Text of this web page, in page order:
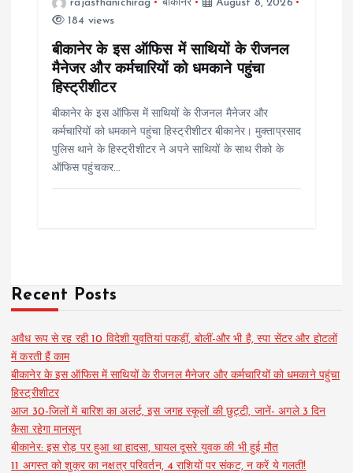
rajasthanichirag बीकानेर
August 8, 2026
184 views
बीकानेर के इस ऑफिस में साथियों के रीजनल
मैनेजर और कर्मचारियों को धमकाने पहुंचा
हिस्ट्रीशीटर
बीकानेर के इस ऑफिस में साथियों के रीजनल मैनेजर और
कर्मचारियों को धमकाने पहुंचा हिस्ट्रीशीटर बीकानेर। मुक्ताप्रसाद
पुलिस थाने के हिस्ट्रीशीटर ने अपने साथियों के साथ रीको के
ऑफिस पहुंचकर…
Recent Posts
अवैध रूप से रह रही 10 विदेशी युवतियां पकड़ीं, बोलीं-और भी है, स्पा सेंटर और होटलों
में करती हैं काम
बीकानेर के इस ऑफिस में साथियों के रीजनल मैनेजर और कर्मचारियों को धमकाने पहुंचा
हिस्ट्रीशीटर
आज 30-जिलों में बारिश का अलर्ट, इस जगह स्कूलों की छुट्टी, जानें- अगले 3 दिन
कैसा रहेगा मानसून
बीकानेर: इस रोड़ पर हुआ था हादसा, घायल दूसरे युवक की भी हुई मौत
11 अगस्त को शुक्र का नक्षत्र परिवर्तन, 4 राशियों पर संकट, न करें ये गलती!